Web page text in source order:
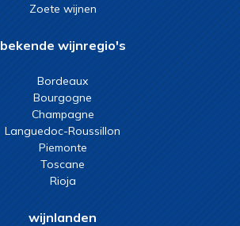
Zoete wijnen
bekende wijnregio's
Bordeaux
Bourgogne
Champagne
Languedoc-Roussillon
Piemonte
Toscane
Rioja
wijnlanden